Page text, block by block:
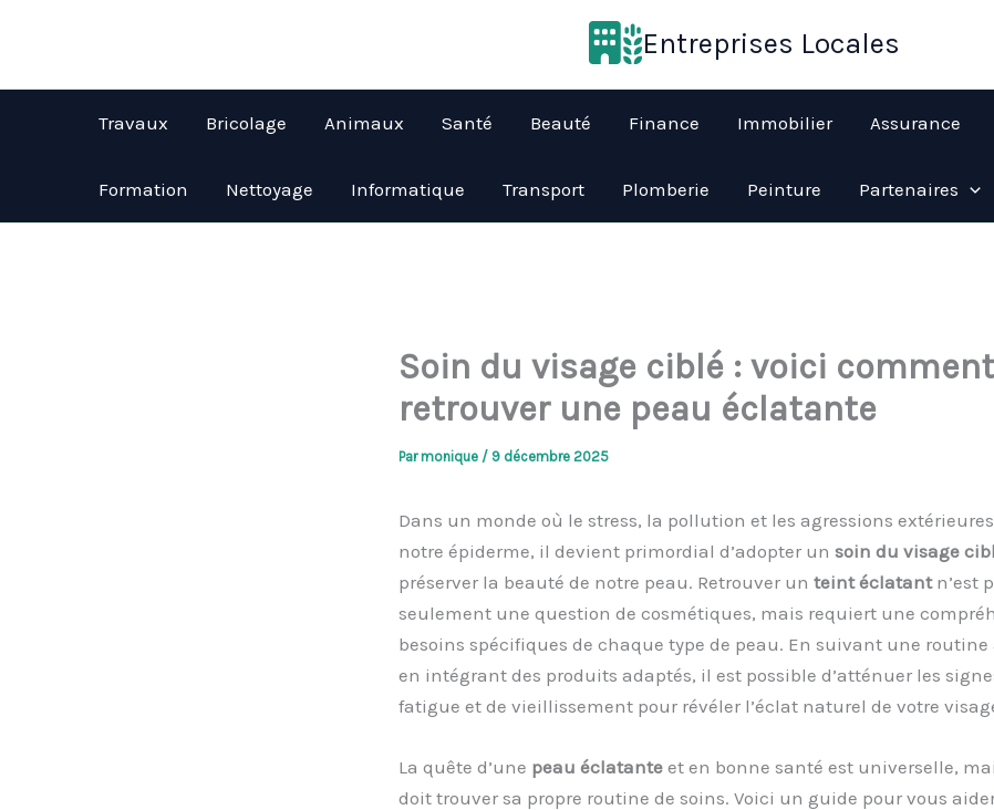
Entreprises Locales
Travaux Bricolage Animaux Santé Beauté Finance Immobilier Assurance
Formation Nettoyage Informatique Transport Plomberie Peinture Partenaires
Soin du visage ciblé : voici comment
retrouver une peau éclatante
Parmonique / 9 décembre 2025
Dans un monde où le stress, la pollution et les agressions
notre épiderme, il devient primordial d’adopter un soin du visage
préserver la beauté de notre peau. Retrouver un teint éclatantn’est
seulement une question de cosmétiques, mais requiert une
besoins spécifiques de chaque type de peau. En suivant une routine
en intégrant des produits adaptés, il est possible d’atténuer les
fatigue et de vieillissement pour révéler l’éclat naturel de votre
La quête d’une peau éclatanteet en bonne santé est universelle,
doit trouver sa propre routine de soins. Voici un guide pour vous